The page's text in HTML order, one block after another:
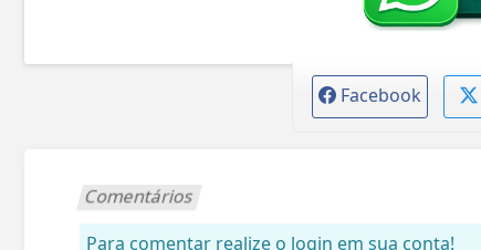
Facebook
Comentários
Para comentar realize o login em sua conta!